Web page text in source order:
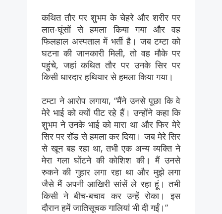
कथित तौर पर शुभम के चेहरे और शरीर पर
लात-घूंसों से हमला किया गया और वह
फिलहाल अस्पताल में भर्ती है। जब टम्टा को
घटना की जानकारी मिली, तो वह मौके पर
पहुंचे, जहां कथित तौर पर उनके सिर पर
किसी धारदार हथियार से हमला किया गया।
टम्टा ने आरोप लगाया, “मैंने उनसे पूछा कि वे
मेरे भाई को क्यों पीट रहे हैं। उन्होंने कहा कि
शुभम ने उनके भाई को मारा था और फिर मेरे
सिर पर रॉड से हमला कर दिया। जब मेरे सिर
से खून बह रहा था, तभी एक अन्य व्यक्ति ने
मेरा गला घोंटने की कोशिश की। मैं उनसे
रुकने की गुहार लगा रहा था और मुझे लगा
जैसे मैं अपनी आखिरी सांसें ले रहा हूं। तभी
किसी ने बीच-बचाव कर उन्हें रोका। इस
दौरान हमें जातिसूचक गालियां भी दी गईं।”